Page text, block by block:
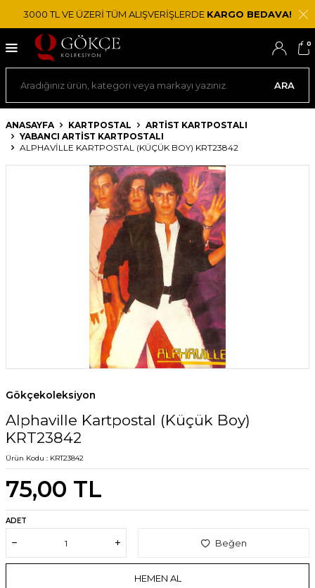
3000 TL VE ÜZERİ TÜM ALIŞVERİŞLERDE KARGO BEDAVA!
ARA
0
ANASAYFA KARTPOSTAL
ARTIST KARTPOSTALI
YABANCI ARTIST KARTPOSTALI
ALPHAVILLE KARTPOSTAL (KÜÇÜK BOY) KRT23842
Gökçekoleksiyon
Alphaville Kartpostal (Küçük Boy)
KRT23842
Ürün Kodu : KRT23842
75,00 TL
ADET
Beğen
HEMEN AL